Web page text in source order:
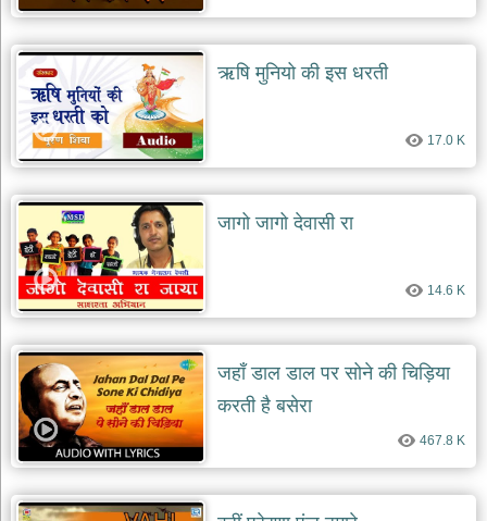
ऋषि मुनियो की इस धरती
17.0 K
जागो जागो देवासी रा
14.6 K
जहाँ डाल डाल पर सोने की चिड़िया
करती है बसेरा
467.8 K